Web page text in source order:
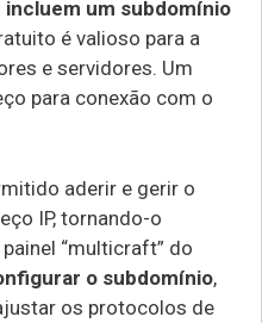
incluem um subdomínio
é valioso para a
e servidores. Um
para conexão com o
aderir e gerir o
IP, tornando-o
“multicraft” do
o subdomínio,
os protocolos de